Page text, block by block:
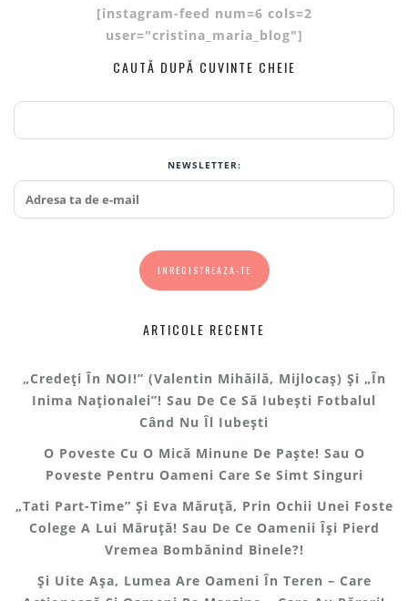
[instagram-feed num=6 cols=2
user="cristina_maria_blog"]
CAUTĂ DUPĂ CUVINTE CHEIE
NEWSLETTER:
ARTICOLE RECENTE
„Credeți În NOI!” (Valentin Mihăilă, Mijlocaș) Și „În
Inima Naționalei”! Sau De Ce Să Iubești Fotbalul
Când Nu Îl Iubești
O Poveste Cu O Mică Minune De Paște! Sau O
Poveste Pentru Oameni Care Se Simt Singuri
„Tati Part-Time” Și Eva Măruță, Prin Ochii Unei Foste
Colege A Lui Măruță! Sau De Ce Oamenii Își Pierd
Vremea Bombănind Binele?!
Și Uite Așa, Lumea Are Oameni În Teren – Care